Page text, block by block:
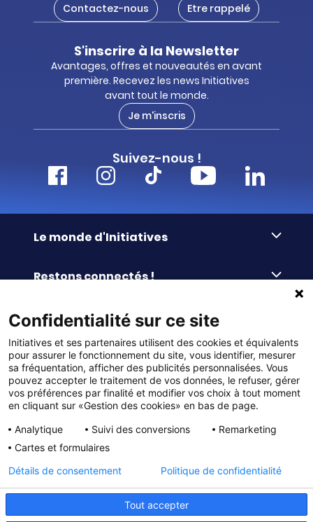
Contactez-nous
Etre rappelé
S'inscrire à la Newsletter
Avantages, offres et nouveautés en avant
première. Recevez les news Initiatives
avant tout le monde.
Je m'inscris
Suivez-nous !
Le monde d'Initiatives
Le Fond’Actions Initiatives
Enquête de satisfaction
Restons connectés !
Le blog
La newsletter
Commander facilement
Commande par référence
Catalogues à télécharger
Panier
La livraison
Le paiement
Services & FAQ
Reprise des invendus
Paiement différé sans frais
100% Satisfait ou Remboursé
Le service Après-Vente
Liens pratiques
© DMP Initiatives 10 avenue Georges Auric - 72021
LE MANS CEDEX 2
Gestion des cookies
Initiatives est le spécialiste français des solutions de
collecte de fonds pour les établissements scolaires
primaires, maternelles, aux collèges et lycées, aux
associations scolaires (APE, APEL, OGEC, sou des écoles,
FSE, coopératives scolaires), aux BTS, aux IUT, aux MFR,
aux IFSI, aux associations sportives (UGSEL, USEP, AS …),
aux bureaux des étudiants (MDL, BDE…) et à tous types
Confidentialité sur ce site
Initiatives et ses partenaires utilisent des cookies et équivalents
pour assurer le fonctionnement du site, vous identifier, mesurer
sa fréquentation, afficher des publicités personnalisées. Vous
pouvez accepter le traitement de vos données, le refuser, gérer
vos préférences par finalité et modifier vos choix à tout moment
en cliquant sur «Gestion des cookies» en bas de page.
Analytique
Suivi des conversions
Remarketing
Cartes et formulaires
Tout accepter
Détails de consentement Politique de confidentialité